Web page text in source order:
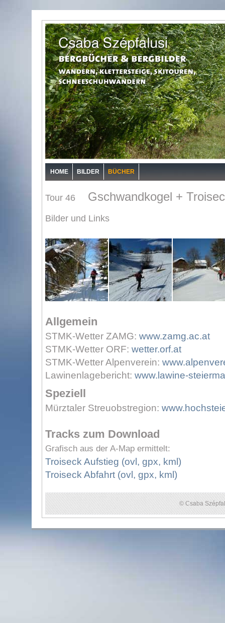
HOME BILDER BÜCHER
Tour 46 Gschwandkogel +
Bilder und Links
Allgemein
STMK-Wetter ZAMG: www.zamg.ac.at
STMK-Wetter ORF: wetter.orf.at
STMK-Wetter Alpenverein:
Lawinenlagebericht: www.lawine-
Speziell
Mürztaler Streuobstregion:
Tracks zum Download
Grafisch aus der A-Map ermittelt:
Troiseck Aufstieg (ovl, gpx, kml)
Troiseck Abfahrt (ovl, gpx, kml)
© Csaba